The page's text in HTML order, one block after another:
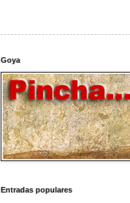
Goya
Entradas populares